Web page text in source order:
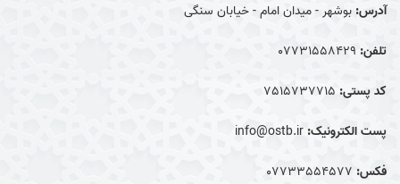
آدرس: بوشهر - میدان امام - خیابان سنگی
تلفن: 07731558429
کد پستی: 7515737715
پست الکترونیک: info@ostb.ir
فکس: 07733554577